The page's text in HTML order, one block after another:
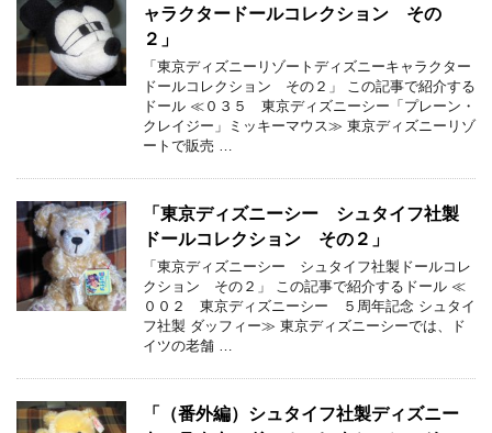
ャラクタードールコレクション その
２」
「東京ディズニーリゾートディズニーキャラクター
ドールコレクション その２」 この記事で紹介する
ドール ≪０３５ 東京ディズニーシー「プレーン・
クレイジー」ミッキーマウス≫ 東京ディズニーリゾ
ートで販売 …
「東京ディズニーシー シュタイフ社製
ドールコレクション その２」
「東京ディズニーシー シュタイフ社製ドールコレ
クション その２」 この記事で紹介するドール ≪
００２ 東京ディズニーシー ５周年記念 シュタイ
フ社製 ダッフィー≫ 東京ディズニーシーでは、ド
イツの老舗 …
「（番外編）シュタイフ社製ディズニー